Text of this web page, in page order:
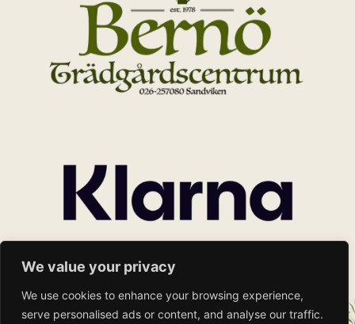
We value your privacy
We use cookies to enhance your browsing experience,
serve personalised ads or content, and analyse our traffic.